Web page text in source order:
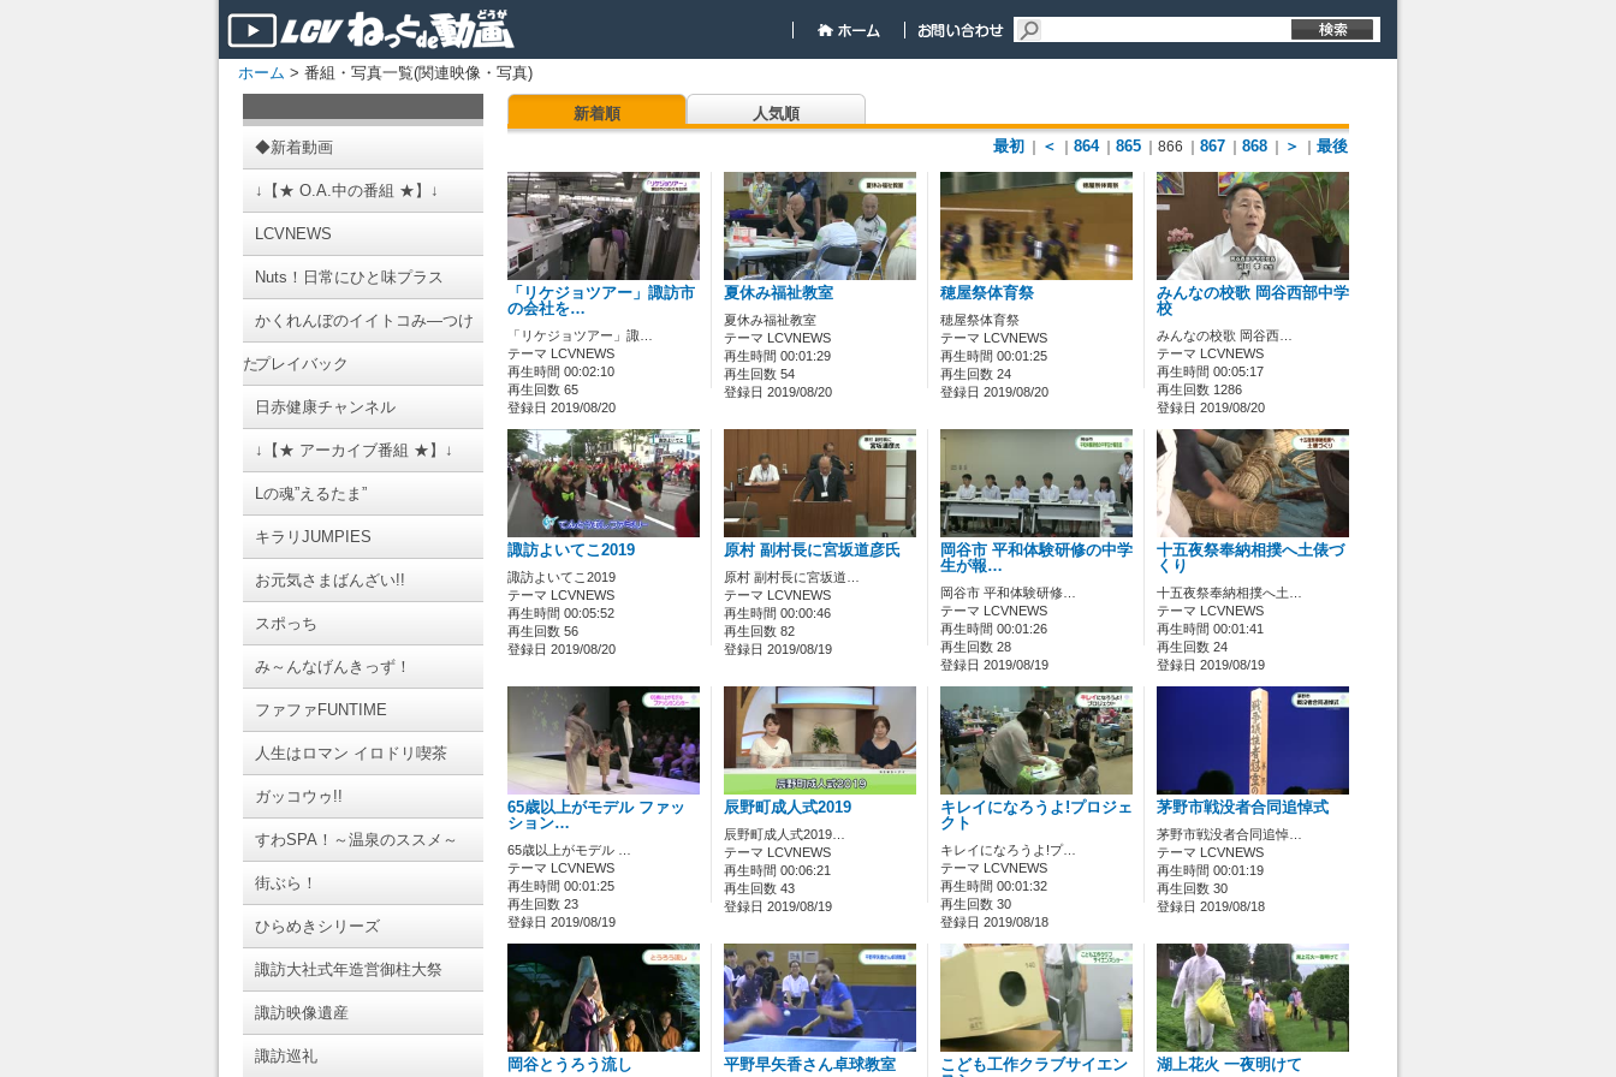
ホーム > 番組・写真一覧(関連映像・写真)
◆新着動画
↓【★ O.A.中の番組 ★】↓
LCVNEWS
Nuts！日常にひと味プラス
かくれんぼのイイトコみ―つけ
たプレイバック
日赤健康チャンネル
↓【★ アーカイブ番組 ★】↓
Lの魂”えるたま”
キラリJUMPIES
お元気さまばんざい!!
スポっち
み～んなげんきっず！
ファファFUNTIME
人生はロマン イロドリ喫茶
ガッコウゥ!!
すわSPA！～温泉のススメ～
街ぶら！
ひらめきシリーズ
諏訪大社式年造営御柱大祭
諏訪映像遺産
諏訪巡礼
新着順
人気順
最初
＜ 864 865 ｜866 867 868 ＞ 最後
「リケジョツアー」諏訪市
の会社を…
「リケジョツアー」諏…
テーマ LCVNEWS
再生時間 00:02:10
再生回数 65
登録日 2019/08/20
夏休み福祉教室
夏休み福祉教室
テーマ LCVNEWS
再生時間 00:01:29
再生回数 54
登録日 2019/08/20
穂屋祭体育祭
穂屋祭体育祭
テーマ LCVNEWS
再生時間 00:01:25
再生回数 24
登録日 2019/08/20
みんなの校歌 岡谷西部中学
校
みんなの校歌 岡谷西…
テーマ LCVNEWS
再生時間 00:05:17
再生回数 1286
登録日 2019/08/20
諏訪よいてこ2019
諏訪よいてこ2019
テーマ LCVNEWS
再生時間 00:05:52
再生回数 56
登録日 2019/08/20
原村 副村長に宮坂道彦氏
原村 副村長に宮坂道…
テーマ LCVNEWS
再生時間 00:00:46
再生回数 82
登録日 2019/08/19
岡谷市 平和体験研修の中学
生が報…
岡谷市 平和体験研修…
テーマ LCVNEWS
再生時間 00:01:26
再生回数 28
登録日 2019/08/19
十五夜祭奉納相撲へ土俵づ
くり
十五夜祭奉納相撲へ土…
テーマ LCVNEWS
再生時間 00:01:41
再生回数 24
登録日 2019/08/19
65歳以上がモデル ファッ
ション…
65歳以上がモデル …
テーマ LCVNEWS
再生時間 00:01:25
再生回数 23
登録日 2019/08/19
辰野町成人式2019
辰野町成人式2019…
テーマ LCVNEWS
再生時間 00:06:21
再生回数 43
登録日 2019/08/19
キレイになろうよ!プロジェ
クト
キレイになろうよ!プ…
テーマ LCVNEWS
再生時間 00:01:32
再生回数 30
登録日 2019/08/18
茅野市戦没者合同追悼式
茅野市戦没者合同追悼…
テーマ LCVNEWS
再生時間 00:01:19
再生回数 30
登録日 2019/08/18
岡谷とうろう流し 平野早矢香さん卓球教室
こども工作クラブサイエン
湖上花火 一夜明けて